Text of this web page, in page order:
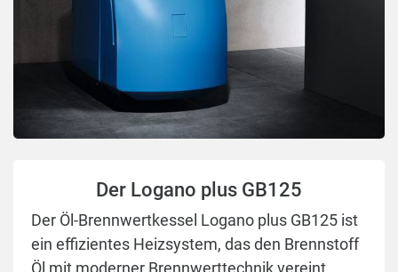
Der Logano plus GB125
Der Öl-Brennwertkessel Logano plus GB125 ist
ein effizientes Heizsystem, das den Brennstoff